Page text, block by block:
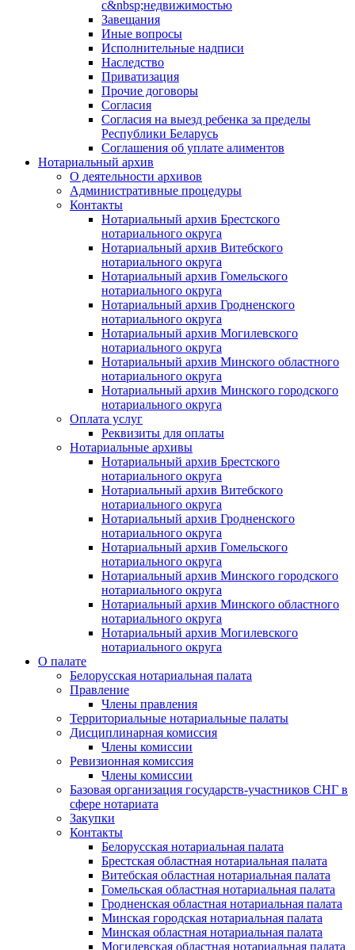
с&nbsp;недвижимостью
Завещания
Иные вопросы
Исполнительные надписи
Наследство
Приватизация
Прочие договоры
Согласия
Согласия на выезд ребенка за пределы
Республики Беларусь
Соглашения об уплате алиментов
Нотариальный архив
О деятельности архивов
Административные процедуры
Контакты
Нотариальный архив Брестского
нотариального округа
Нотариальный архив Витебского
нотариального округа
Нотариальный архив Гомельского
нотариального округа
Нотариальный архив Гродненского
нотариального округа
Нотариальный архив Могилевского
нотариального округа
Нотариальный архив Минского областного
нотариального округа
Нотариальный архив Минского городского
нотариального округа
Оплата услуг
Реквизиты для оплаты
Нотариальные архивы
Нотариальный архив Брестского
нотариального округа
Нотариальный архив Витебского
нотариального округа
Нотариальный архив Гродненского
нотариального округа
Нотариальный архив Гомельского
нотариального округа
Нотариальный архив Минского городского
нотариального округа
Нотариальный архив Минского областного
нотариального округа
Нотариальный архив Могилевского
нотариального округа
О палате
Белорусская нотариальная палата
Правление
Члены правления
Территориальные нотариальные палаты
Дисциплинарная комиссия
Члены комиссии
Ревизионная комиссия
Члены комиссии
Базовая организация государств-участников СНГ в
сфере нотариата
Закупки
Контакты
Белорусская нотариальная палата
Брестская областная нотариальная палата
Витебская областная нотариальная палата
Гомельская областная нотариальная палата
Гродненская областная нотариальная палата
Минская городская нотариальная палата
Минская областная нотариальная палата
Могилевская областная нотариальная палата